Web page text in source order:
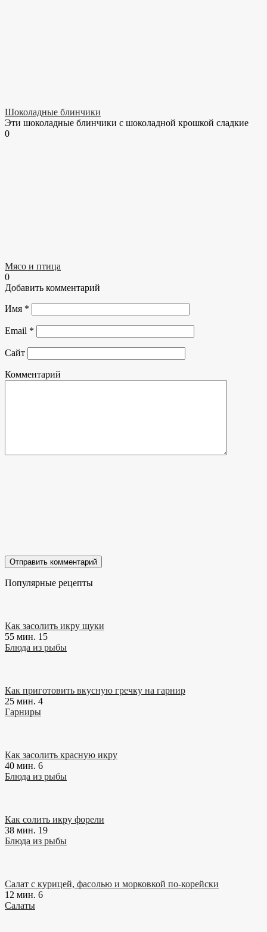
Шоколадные блинчики
Эти шоколадные блинчики с шоколадной крошкой сладкие
0
Мясо и птица
0
Добавить комментарий
Имя *
Email *
Сайт
Комментарий
Популярные рецепты
Как засолить икру щуки
55 мин. 15
Блюда из рыбы
Как приготовить вкусную гречку на гарнир
25 мин. 4
Гарниры
Как засолить красную икру
40 мин. 6
Блюда из рыбы
Как солить икру форели
38 мин. 19
Блюда из рыбы
Салат с курицей, фасолью и морковкой по-корейски
12 мин. 6
Салаты